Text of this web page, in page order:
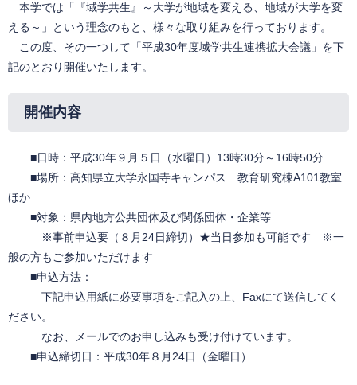
本学では「『域学共生』～大学が地域を変える、地域が大学を変
える～」という理念のもと、様々な取り組みを行っております。
この度、その一つして「平成30年度域学共生連携拡大会議」を下
記のとおり開催いたします。
開催内容
■日時：平成30年９月５日（水曜日）13時30分～16時50分
■場所：高知県立大学永国寺キャンパス 教育研究棟A101教室
ほか
■対象：県内地方公共団体及び関係団体・企業等
※事前申込要（８月24日締切）★当日参加も可能です ※一
般の方もご参加いただけます
■申込方法：
下記申込用紙に必要事項をご記入の上、Faxにて送信してく
ださい。
なお、メールでのお申し込みも受け付けています。
■申込締切日：平成30年８月24日（金曜日）